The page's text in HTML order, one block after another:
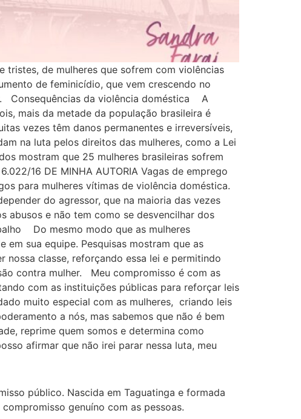
tristes, de mulheres que sofrem com violências
de feminicídio, que vem crescendo no
Consequências da violência doméstica A
mais da metade da população brasileira é
vezes têm danos permanentes e irreversíveis,
na luta pelos direitos das mulheres, como a Lei
mostram que 25 mulheres brasileiras sofrem
16 DE MINHA AUTORIA Vagas de emprego
para mulheres vítimas de violência doméstica.
do agressor, que na maioria das vezes
abusos e não tem como se desvencilhar dos
Do mesmo modo que as mulheres
sua equipe. Pesquisas mostram que as
classe, reforçando essa lei e permitindo
contra mulher. Meu compromisso é com as
com as instituições públicas para reforçar leis
muito especial com as mulheres, criando leis
a nós, mas sabemos que não é bem
reprime quem somos e determina como
afirmar que não irei parar nessa luta, meu
público. Nascida em Taguatinga e formada
genuíno com as pessoas.